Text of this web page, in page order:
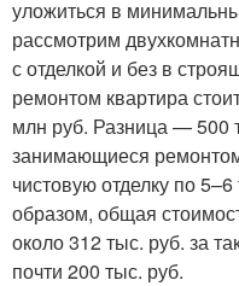
уложиться в
рассмотрим
с отделкой и без в
ремонтом квартира
млн руб. Разница — 500
занимающиеся
чистовую отделку по
образом, общая
около 312 тыс. руб. за
почти 200 тыс. руб.